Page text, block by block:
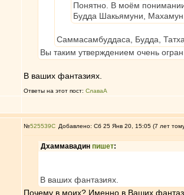
Понятно. В моём
Будда Шакьямуни,
Саммасамбуддаса, Будда,
Вы таким утверждением очень
В ваших фантазиях.
Ответы на этот пост: СлаваА
№525539 Добавлено: Сб 25 Янв 20, 15:05 (7 лет
Дхаммавадин пишет:
В ваших фантазиях.
Почему в моих? Именно в Ваших